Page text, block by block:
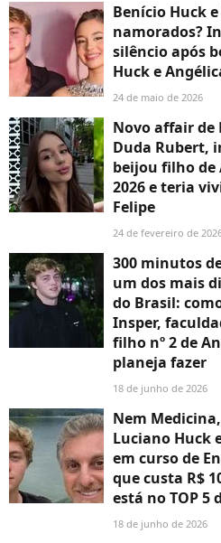
Benício Huck
namorados?
silêncio após
Huck e
24 de maio de 2026
Novo affair de
Duda Rubert,
beijou filho de
2026 e teria
Felipe
24 de fevereiro de
300 minutos
um dos mais
do Brasil:
Insper,
filho nº 2 de
planeja fazer
18 de junho de 2026
Nem
Luciano Huck
em curso de
que custa R$
está no TOP 5
18 de junho de 2026